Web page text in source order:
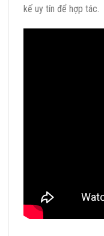
kế uy tín để hợp tác.